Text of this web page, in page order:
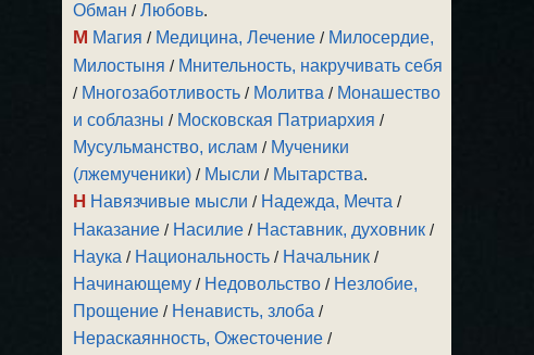
Обман /Любовь.
М Магия / Медицина, Лечение / Милосердие,
Милостыня / Мнительность, накручивать себя
/ Многозаботливость / Молитва / Монашество
и соблазны / Московская Патриархия /
Мусульманство, ислам / Мученики
(лжемученики) / Мысли / Мытарства.
Н Навязчивые мысли / Надежда, Мечта /
Наказание / Насилие / Наставник, духовник /
Наука / Национальность / Начальник /
Начинающему / Недовольство / Незлобие,
Прощение / Ненависть, злоба /
Нераскаянность, Ожесточение /